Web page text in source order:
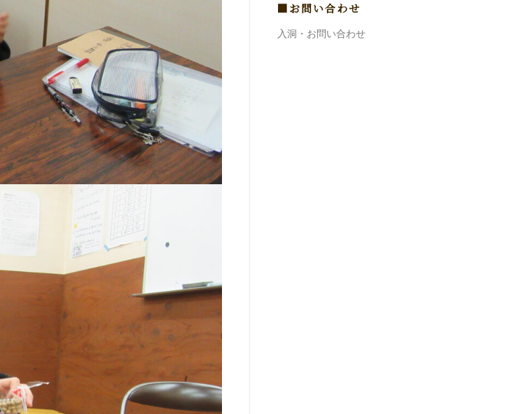
■お問い合わせ
入洞・お問い合わせ